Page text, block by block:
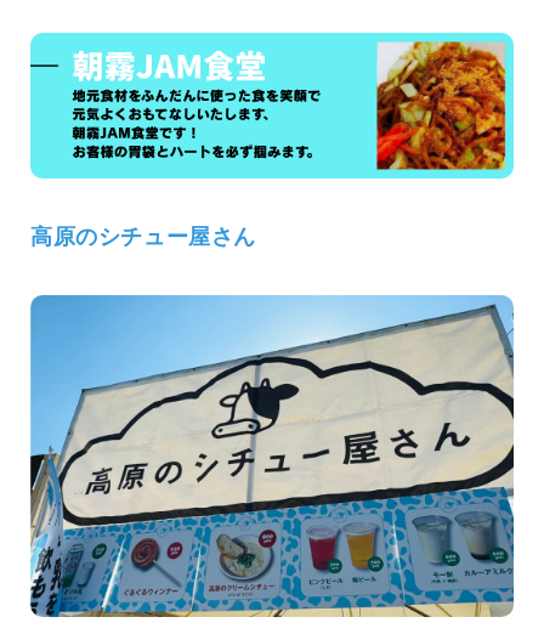
高原のシチュー屋さん